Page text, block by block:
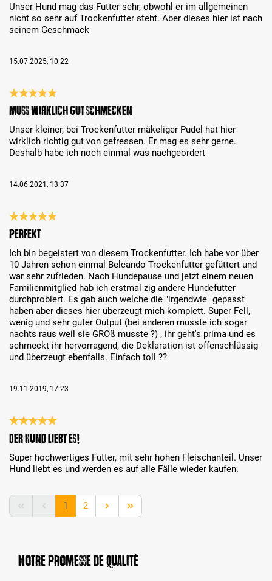
Unser Hund mag das Futter sehr, obwohl er im allgemeinen
nicht so sehr auf Trockenfutter steht. Aber dieses hier ist nach
seinem Geschmack
15.07.2025, 10:22
Évaluation avec une note de 5 sur 5 étoiles
Muss wirklich gut schmecken
Unser kleiner, bei Trockenfutter mäkeliger Pudel hat hier
wirklich richtig gut von gefressen. Er mag es sehr gerne.
Deshalb habe ich noch einmal was nachgeordert
14.06.2021, 13:37
Évaluation avec une note de 5 sur 5 étoiles
Perfekt
Ich bin begeistert von diesem Trockenfutter. Ich habe vor über
10 Jahren schon einmal Belcando Trockenfutter gefüttert und
war sehr zufrieden. Nach Hundepause und jetzt einem neuen
Familienmitglied hab ich erstmal zig andere Hundefutter
durchprobiert. Es gab auch welche die "irgendwie" gepasst
haben aber dieses hier überzeugt mich komplett. Super Fell,
wenig und sehr guter Output (bei anderen musste ich sogar
nachts raus weil sie GROß musste ?) , ihr geht's prima und es
schmeckt ihr hervorragend, die Deklaration ist offenschlüssig
und überzeugt ebenfalls. Einfach toll ??
19.11.2019, 17:23
Évaluation avec une note de 5 sur 5 étoiles
Der Hund liebt es!
Super hochwertiges Futter, mit sehr hohen Fleischanteil. Unser
Hund liebt es und werden es auf alle Fälle wieder kaufen.
Page
1 Page
2
Notre promesse de qualité